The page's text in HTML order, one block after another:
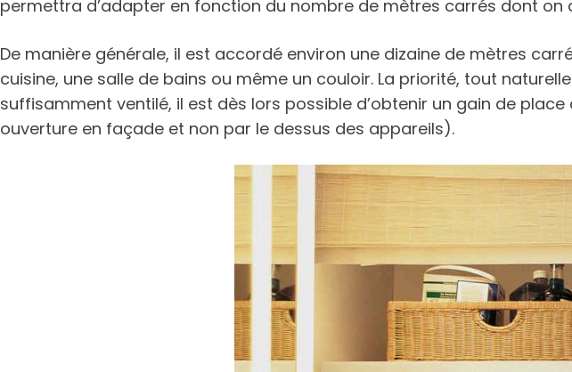
permettra d’adapter en fonction du nombre de mètres carrés dont on
De manière générale, il est accordé environ une dizaine de mètres
cuisine, une salle de bains ou même un couloir. La priorité, tout
suffisamment ventilé, il est dès lors possible d’obtenir un gain de
ouverture en façade et non par le dessus des appareils).